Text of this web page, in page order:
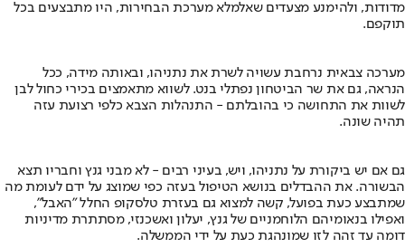
מדודות, ולהימנע מצעדים שאלמלא מערכת הבחירות, היו מתבצעים בכל
תוקפם.
מערכה צבאית נרחבת עשויה לשרת את נתניהו, ובאותה מידה, ככל
הנראה, גם את שר הביטחון נפתלי בנט. לשווא מתאמצים בכירי כחול לבן
לשוות את התחושה כי בהובלתם - התנהלות הצבא כלפי רצועת עזה
תהיה שונה.
גם אם יש ביקורת על נתניהו, ויש, בעיני רבים - לא מבני גנץ וחבריו תצא
הבשורה. את ההבדלים בנושא הטיפול בעזה כפי שמוצג על ידם לעומת מה
שמתבצע כעת בפועל, קשה למצוא גם בעזרת טלסקופ החלל "האבל",
ואפילו בנאומיהם הלוחמניים של גנץ, יעלון ואשכנזי, מסתתרת מדיניות
דומה עד זהה לזו שמונהגת כעת על ידי הממשלה.